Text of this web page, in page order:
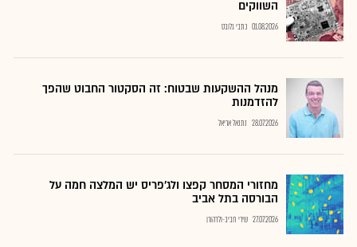
השווקים
01.08.2026 כתבי גלובס
מנהל ההשקעות שבטוח: זה הסקטור החבוט שהפך
להזדמנות
28.07.2026 נתנאל אריאל
מחזורי המסחר קפצו ולג'פריס יש המלצה חמה על
הבורסה בתל אביב
27.07.2026 שירי חביב-ולדהורן